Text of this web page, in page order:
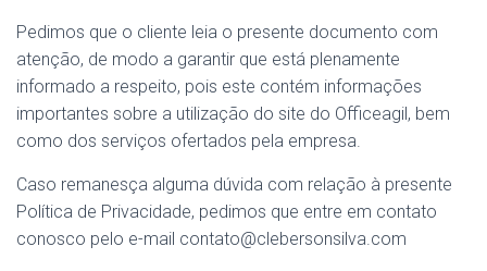
Pedimos que o cliente leia o presente documento com
atenção, de modo a garantir que está plenamente
informado a respeito, pois este contém informações
importantes sobre a utilização do site do Officeagil, bem
como dos serviços ofertados pela empresa.
Caso remanesça alguma dúvida com relação à presente
Política de Privacidade, pedimos que entre em contato
conosco pelo e-mail contato@clebersonsilva.com